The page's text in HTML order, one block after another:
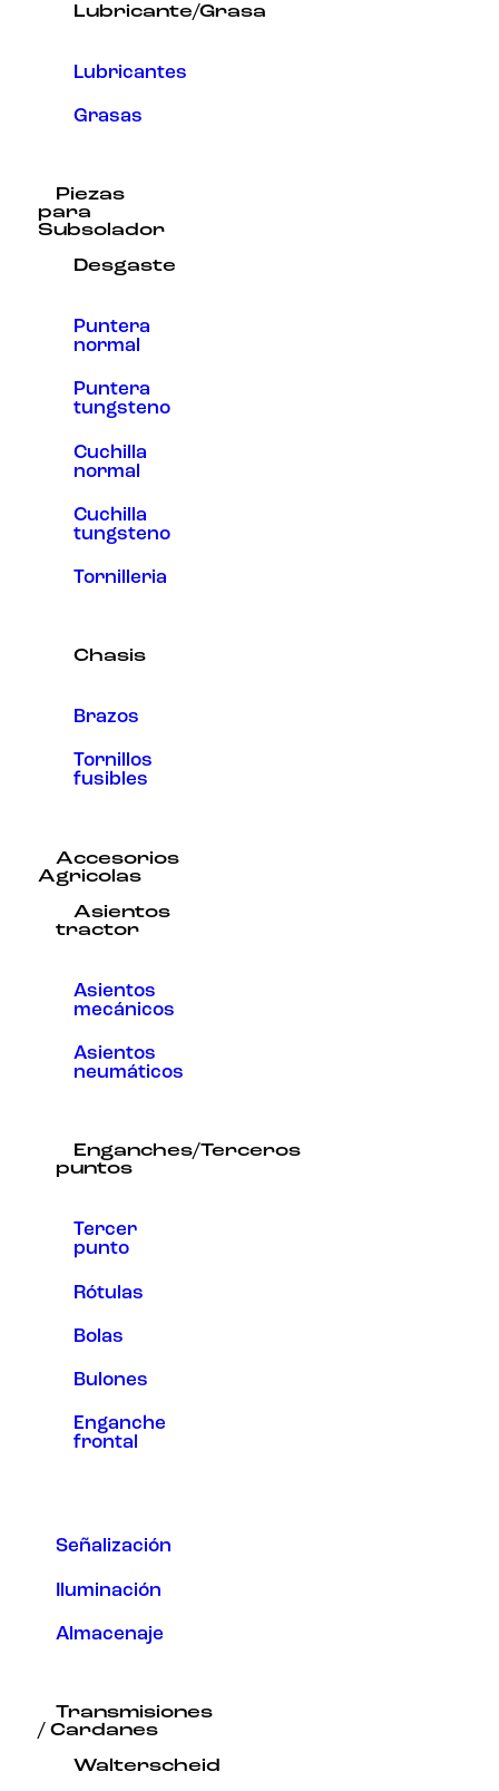
Lubricante/Grasa
Lubricantes
Grasas
Piezas
para
Subsolador
Desgaste
Puntera
normal
Puntera
tungsteno
Cuchilla
normal
Cuchilla
tungsteno
Tornilleria
Chasis
Brazos
Tornillos
fusibles
Accesorios
Agricolas
Asientos
tractor
Asientos
mecánicos
Asientos
neumáticos
Enganches/Terceros
puntos
Tercer
punto
Rótulas
Bolas
Bulones
Enganche
frontal
Señalización
Iluminación
Almacenaje
Transmisiones
/ Cardanes
Walterscheid